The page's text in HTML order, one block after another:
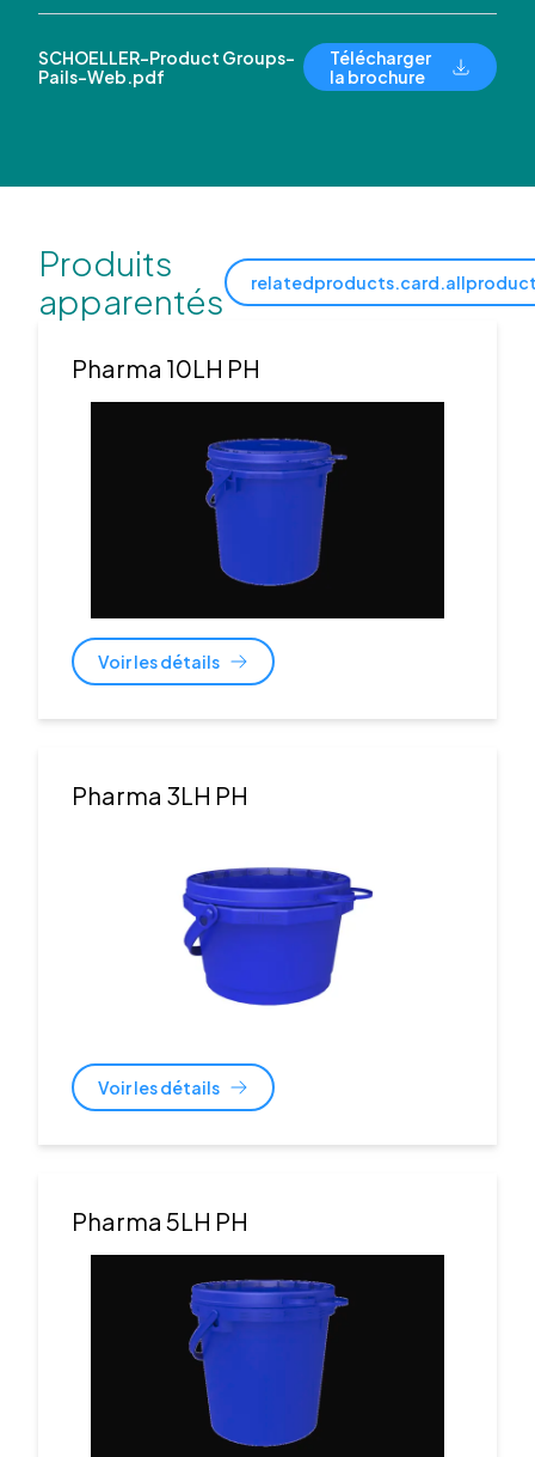
SCHOELLER-Product Groups-
Pails-Web.pdf
Télécharger
la brochure
Produits
apparentés
Pharma 10LH PH
Voir les détails
Pharma 3LH PH
Voir les détails
Pharma 5LH PH